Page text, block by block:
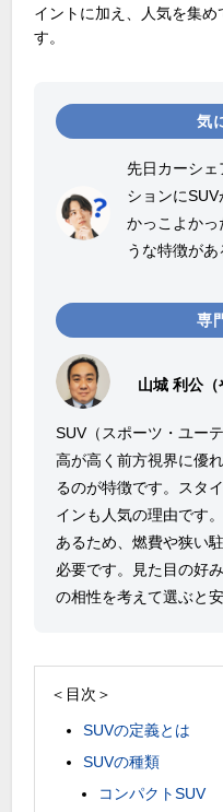
イントに加え、人気を集
す。
気
先日カーシ
ションに
かっこよかっ
うな特徴が
専
山城 利公（
SUV（スポーツ・ユー
高が高く前方視界に優
るのが特徴です。スタ
インも人気の理由です
あるため、燃費や狭い
必要です。見た目の好
の相性を考えて選ぶと安
＜目次＞
SUVの定義とは
SUVの種類
コンパクトSUV